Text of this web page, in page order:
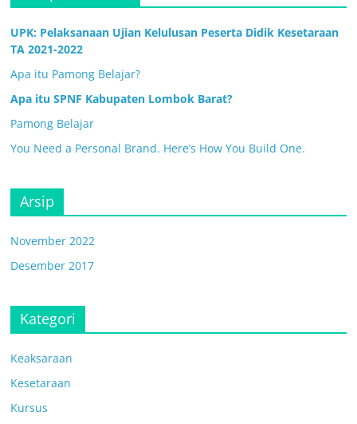
UPK: Pelaksanaan Ujian Kelulusan Peserta Didik Kesetaraan
TA 2021-2022
Apa itu Pamong Belajar?
Apa itu SPNF Kabupaten Lombok Barat?
Pamong Belajar
You Need a Personal Brand. Here’s How You Build One.
Arsip
November 2022
Desember 2017
Kategori
Keaksaraan
Kesetaraan
Kursus